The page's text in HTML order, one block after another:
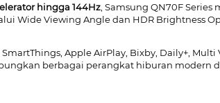
hingga 144Hz, Samsung QN70F
Wide Viewing Angle dan HDR Brightness
Apple AirPlay, Bixby, Daily+, Multi
berbagai perangkat hiburan modern